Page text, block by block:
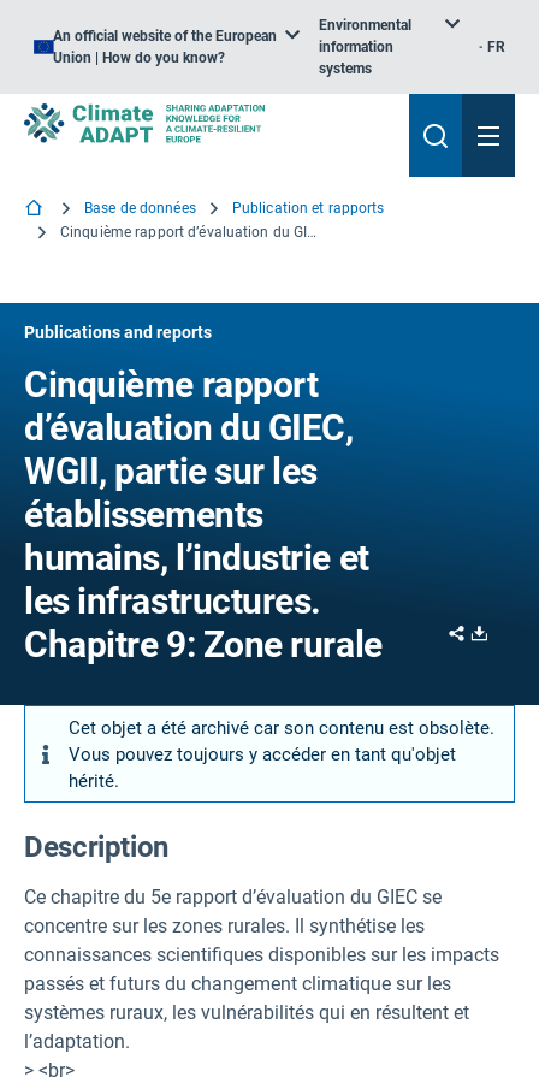
An official website of the European
Union | How do you know?
Environmental
information
systems
FR
Base de données
Publication et rapports
Cinquième rapport d’évaluation du GIEC, WGII, partie sur les établissements humains, l’industrie et les infrastructures. Chapitre 9: Zone rurale
Publications and reports
Cinquième rapport
d’évaluation du GIEC,
WGII, partie sur les
établissements
humains, l’industrie et
les infrastructures.
Chapitre 9: Zone rurale
Share
Cet objet a été archivé car son contenu est obsolète.
Vous pouvez toujours y accéder en tant qu'objet
hérité.
Description
Ce chapitre du 5e rapport d’évaluation du GIEC se
concentre sur les zones rurales. Il synthétise les
connaissances scientifiques disponibles sur les impacts
passés et futurs du changement climatique sur les
systèmes ruraux, les vulnérabilités qui en résultent et
l’adaptation.
> <br>